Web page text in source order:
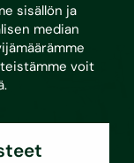
sisällön ja
median
voit
.